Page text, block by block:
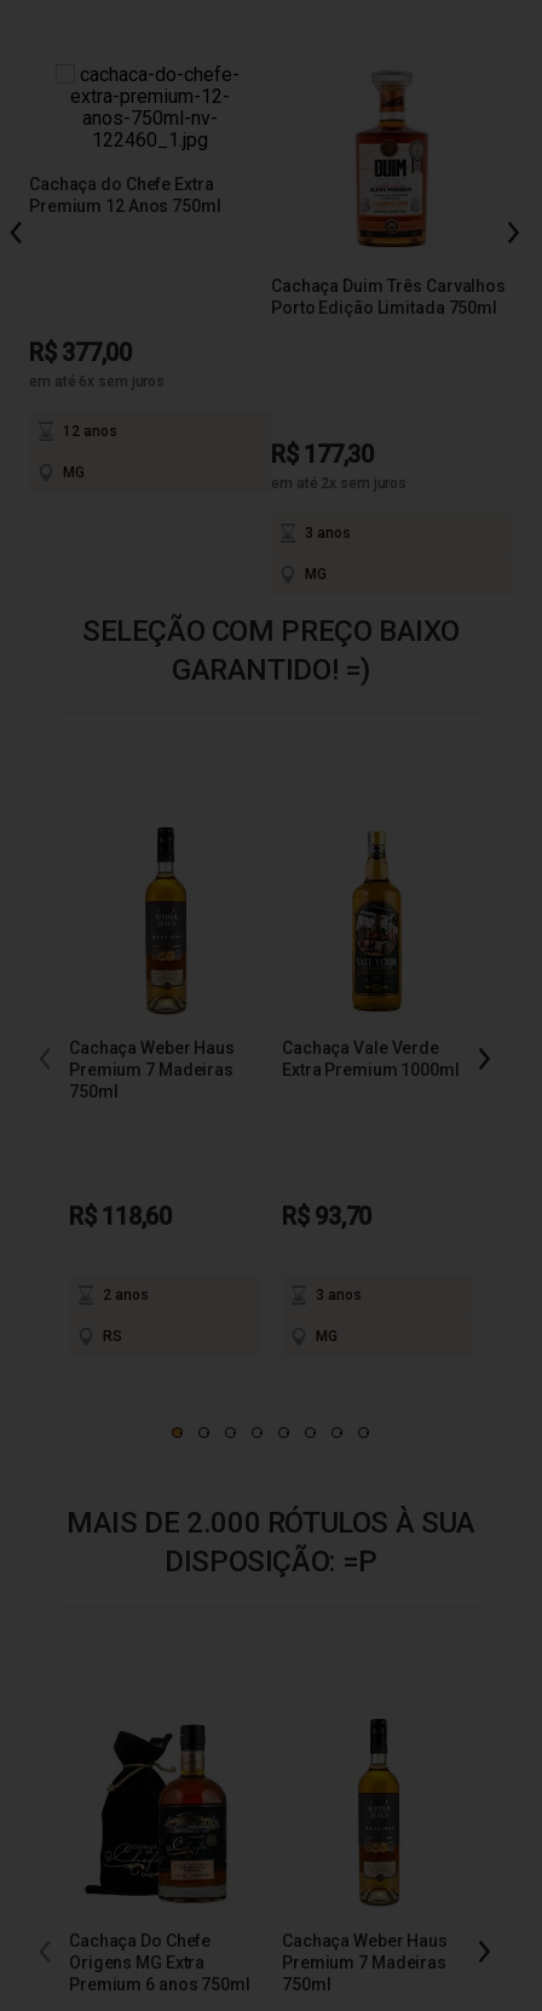
Cachaça do Chefe Extra
Premium 12 Anos 750ml
R$ 377,00
em até 6x sem juros
12 anos
MG
Cachaça Duim Três Carvalhos
Porto Edição Limitada 750ml
R$ 177,30
em até 2x sem juros
3 anos
MG
SELEÇÃO COM PREÇO BAIXO
GARANTIDO! =)
Cachaça Weber Haus
Premium 7 Madeiras
750ml
R$ 118,60
2 anos
RS
Cachaça Vale Verde
Extra Premium 1000ml
R$ 93,70
3 anos
MG
MAIS DE 2.000 RÓTULOS À SUA
DISPOSIÇÃO: =P
Cachaça Do Chefe
Origens MG Extra
Premium 6 anos 750ml
Cachaça Weber Haus
Premium 7 Madeiras
750ml